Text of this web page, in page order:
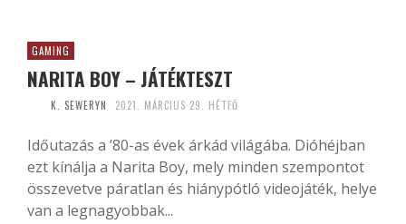
GAMING
NARITA BOY – JÁTÉKTESZT
K. SEWERYN 2021. MÁRCIUS 29. HÉTFŐ
Időutazás a ’80-as évek árkád világába. Dióhéjban
ezt kínálja a Narita Boy, mely minden szempontot
összevetve páratlan és hiánypótló videojáték, helye
van a legnagyobbak...